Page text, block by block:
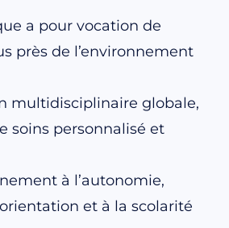
a pour vocation de
près de l’environnement
multidisciplinaire globale,
soins personnalisé et
à l’autonomie,
et à la scolarité